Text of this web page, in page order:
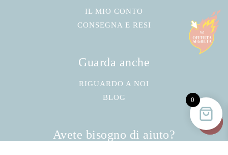
IL MIO CONTO
CONSEGNA E RESI
Guarda anche
RIGUARDO A NOI
BLOG
Avete bisogno di aiuto?
0